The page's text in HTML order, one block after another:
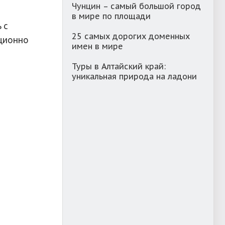
с
Чунцин – самый большой город
в мире по площади
25 самых дорогих доменных
имен в мире
Туры в Алтайский край:
уникальная природа на ладони